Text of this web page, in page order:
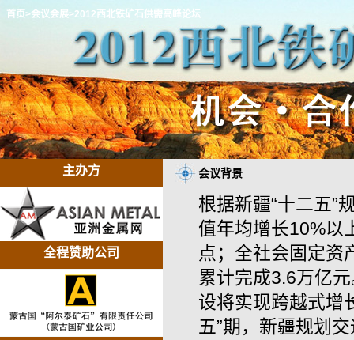
首页>会议会展>2012西北铁矿石供需高峰论坛
主办方
全程赞助公司
会议背景
根据新疆“十二五”
值年均增长10%以
点；全社会固定资
累计完成3.6万亿
设将实现跨越式增
五”期，新疆规划